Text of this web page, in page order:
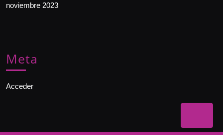
to
noviembre 2023
Meta
Acceder